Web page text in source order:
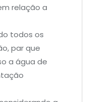
relação a
todos os
par que
a água de